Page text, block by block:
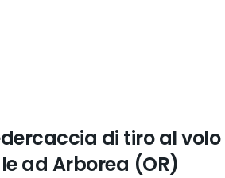
di tiro al
ad Arborea (OR)